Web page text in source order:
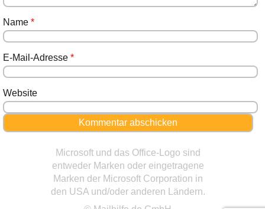
Name *
E-Mail-Adresse *
Website
Microsoft und das Office-Logo sind
entweder Marken oder eingetragene
Marken der Microsoft Corporation in
den USA und/oder anderen Ländern.